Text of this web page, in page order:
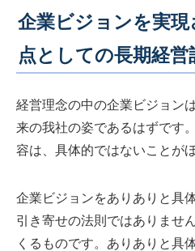
企業ビジョンを実
点としての長期経営
経営理念の中の企業ビジョン
来の我社の姿であるはずです
容は、具体的ではないことが
企業ビジョンをありありと具
引き寄せの法則ではありませ
くるものです。ありありと具